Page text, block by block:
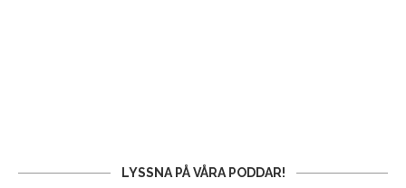
LYSSNA PÅ VÅRA PODDAR!